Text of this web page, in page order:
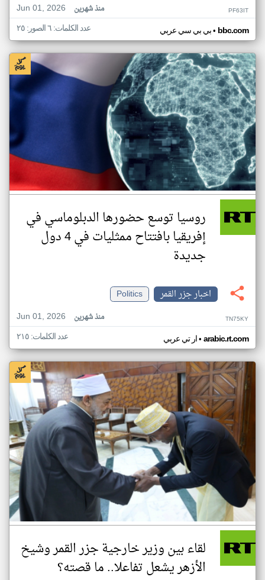
Jun 01, 2026
منذ شهرين PF63IT
بي بي سي عربي• bbc.com عدد الكلمات: ٦ الصور: ٢٥
روسيا توسع حضورها الدبلوماسي في
إفريقيا بافتتاح ممثليات في 4 دول
جديدة
اخبار جزر القمر
Politics
Jun 01, 2026
منذ شهرين TN75KY
ار تي عربي• arabic.rt.com عدد الكلمات: ٢١٥
لقاء بين وزير خارجية جزر القمر وشيخ
الأزهر يشعل تفاعلا.. ما قصته؟